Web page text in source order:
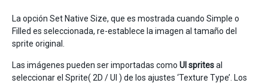
La opción Set Native Size, que es mostrada cuando Simple o
Filled es seleccionada, re-establece la imagen al tamaño del
sprite original.
Las imágenes pueden ser importadas como UI spritesal
seleccionar el Sprite( 2D / UI ) de los ajustes ‘Texture Type’. Los